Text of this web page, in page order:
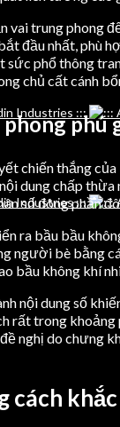
vai trung
đầu nhất, phù
phổ thông
chủ cất cánh
chiến thắng
dung chấp
số đông phần
ra bầu bầu
người bè bằng
bầu không khí
nội dung số
rất trong
nghị do
cách